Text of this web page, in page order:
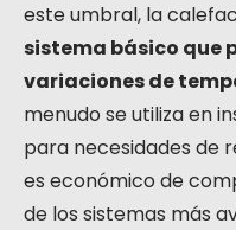
este umbral, la
sistema básico que
variaciones de
menudo se utiliza en
para necesidades de
es económico de
de los sistemas más